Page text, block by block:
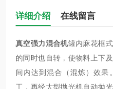
详细介绍 在线留言
真空强力混合机罐内麻花框
的同时也自转，使物料上下
间内达到混合（混炼）效果
工，再经大型抛光机自动抛